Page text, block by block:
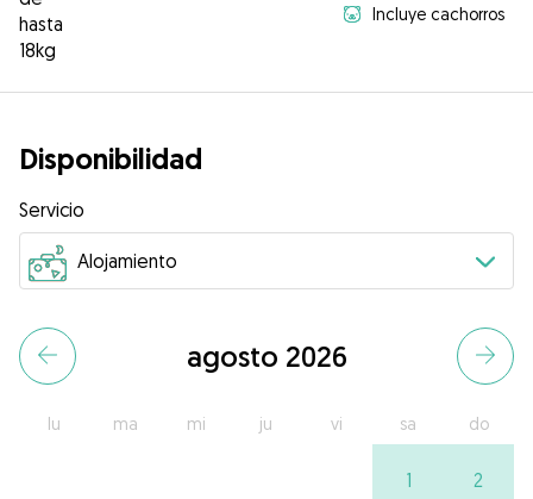
hasta
18kg
Incluye cachorros
Disponibilidad
Servicio
agosto 2026
lu ma mi ju vi sa do
1 2